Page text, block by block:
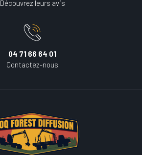
Découvrez leurs avis
04 71 66 64 01
Contactez-nous